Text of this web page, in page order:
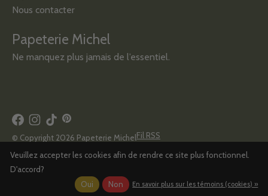
Nous contacter
Papeterie Michel
Ne manquez plus jamais de l’essentiel.
© Copyright 2026 Papeterie Michel Fil RSS
Veuillez accepter les cookies afin de rendre ce site plus fonctionnel.
D'accord?
Oui
Non En savoir plus sur les témoins (cookies) »